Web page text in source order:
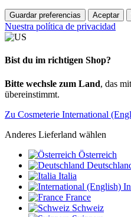
Guardar preferencias Aceptar
Nuestra política de privacidad
Bist du im richtigen Shop?
Bitte wechsle zum Land, das
übereinstimmt.
Zu Cosmeterie International
Anderes Lieferland wählen
Österreich
Italia
France
Schweiz